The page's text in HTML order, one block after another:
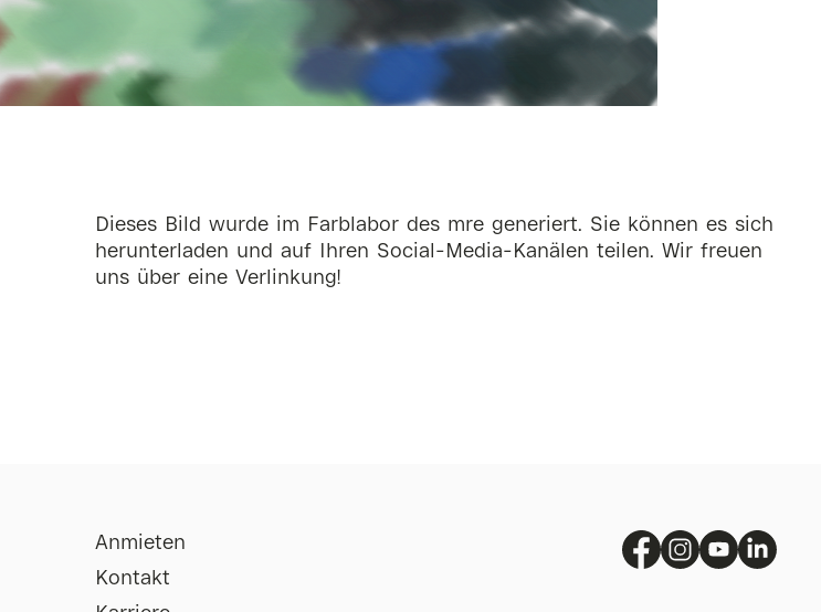
Dieses Bild wurde im Farblabor des mre generiert. Sie können es sich
herunterladen und auf Ihren Social-Media-Kanälen teilen. Wir freuen
uns über eine Verlinkung!
Anmieten
Kontakt